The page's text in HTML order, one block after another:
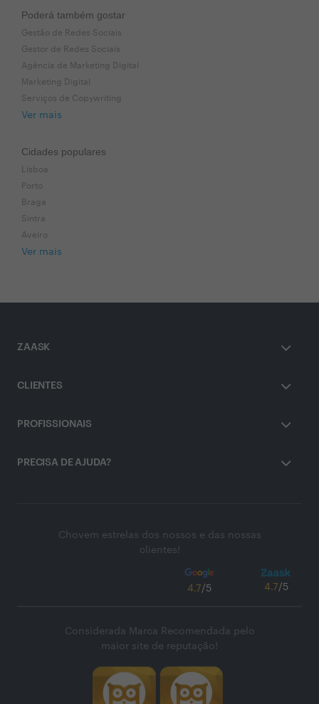
Poderá também gostar
Gestão de Redes Sociais
Gestor de Redes Sociais
Agência de Marketing Digital
Marketing Digital
Serviços de Copywriting
Ver mais
Cidades populares
Lisboa
Porto
Braga
Sintra
Aveiro
Ver mais
ZAASK
CLIENTES
PROFISSIONAIS
PRECISA DE AJUDA?
Chovem estrelas dos nossos e das nossas
clientes!
4.7/5 4.7/5
Considerada Marca Recomendada pelo
maior site de reputação!